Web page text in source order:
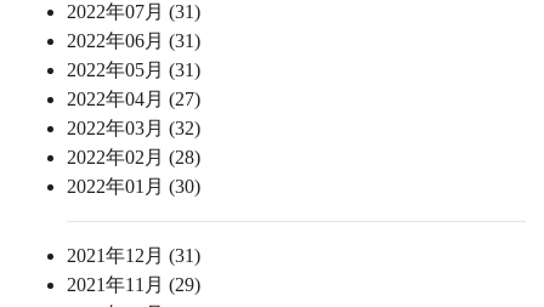
2022年07月 (31)
2022年06月 (31)
2022年05月 (31)
2022年04月 (27)
2022年03月 (32)
2022年02月 (28)
2022年01月 (30)
2021年12月 (31)
2021年11月 (29)